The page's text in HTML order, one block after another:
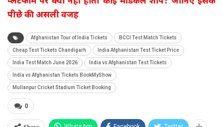
पीछे की असली वजह
Afghanistan Tour of India Tickets BCCI Test Match Tickets
Cheap Test Tickets Chandigarh India Afghanistan Test Ticket Price
India Test Match June 2026 India vs Afghanistan Test Tickets
India vs Afghanistan Tickets BookMyShow
Mullanpur Cricket Stadium Ticket Booking
0